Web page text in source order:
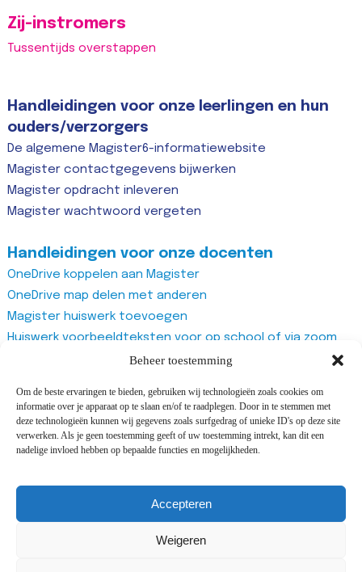
Beheer toestemming
Om de beste ervaringen te bieden, gebruiken wij technologieën zoals cookies om
informatie over je apparaat op te slaan en/of te raadplegen. Door in te stemmen met
deze technologieën kunnen wij gegevens zoals surfgedrag of unieke ID's op deze site
verwerken. Als je geen toestemming geeft of uw toestemming intrekt, kan dit een
nadelige invloed hebben op bepaalde functies en mogelijkheden.
Accepteren
Weigeren
Zij-instromers
Tussentijds overstappen
Handleidingen voor onze leerlingen en hun
ouders/verzorgers
De algemene Magister6-informatiewebsite
Magister contactgegevens bijwerken
Magister opdracht inleveren
Magister wachtwoord vergeten
Handleidingen voor onze docenten
OneDrive koppelen aan Magister
OneDrive map delen met anderen
Magister huiswerk toevoegen
Huiswerk voorbeeldteksten voor op school of via zoom
Magister studiewijzers
Magister docentenhandleiding algemeen
Zoom account aanmaken
Zoom recurring meeting aanmaken
Vragenlijst van Office365 Forms gebruiken
©2025 All rights reserved Adriaan Roland Holstschool |